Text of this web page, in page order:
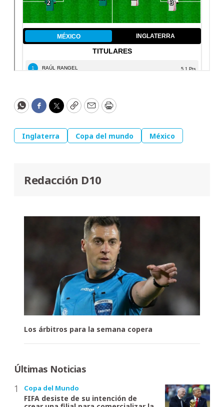
WhatsApp
Facebook
Twitter
CopyEmailPrint
Inglaterra Copa del mundo México
Redacción D10
Los árbitros para la semana copera
Últimas Noticias
Copa del Mundo
FIFA desiste de su intención de